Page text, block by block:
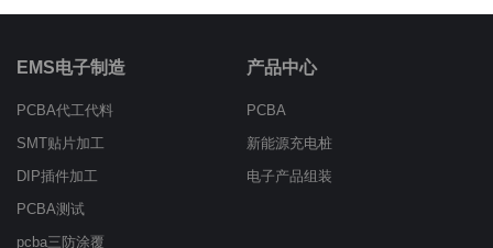
EMS电子制造
PCBA代工代料
SMT贴片加工
DIP插件加工
PCBA测试
pcba三防涂覆
产品中心
PCBA
新能源充电桩
电子产品组装